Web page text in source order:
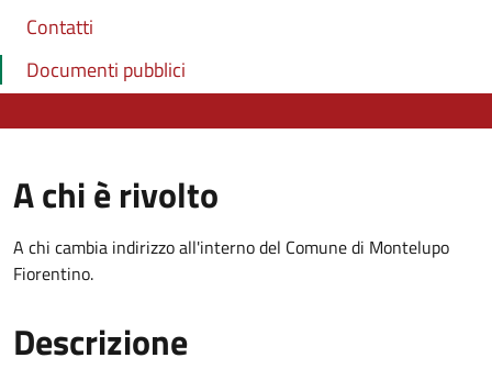
Contatti
Documenti pubblici
A chi è rivolto
A chi cambia indirizzo all'interno del Comune di Montelupo
Fiorentino.
Descrizione